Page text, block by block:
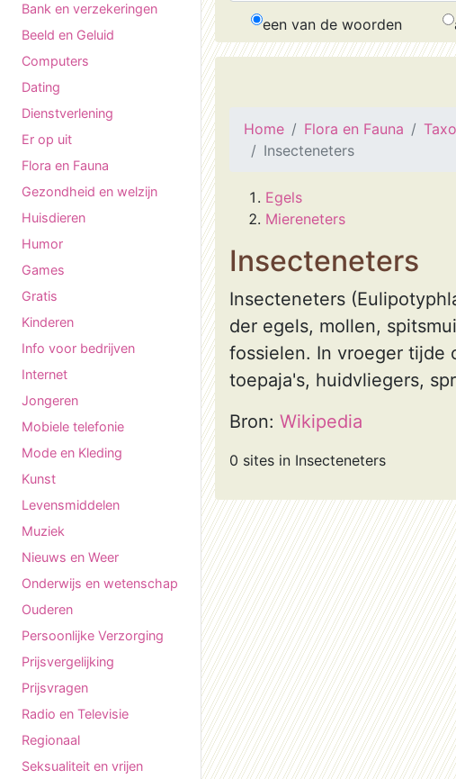
Bank en verzekeringen
Beeld en Geluid
Computers
Dating
Dienstverlening
Er op uit
Flora en Fauna
Gezondheid en welzijn
Huisdieren
Humor
Games
Gratis
Kinderen
Info voor bedrijven
Internet
Jongeren
Mobiele telefonie
Mode en Kleding
Kunst
Levensmiddelen
Muziek
Nieuws en Weer
Onderwijs en wetenschap
Ouderen
Persoonlijke Verzorging
Prijsvergelijking
Prijsvragen
Radio en Televisie
Regionaal
Seksualiteit en vrijen
een van de woorden
Home Flora en Fauna
Insecteneters
Egels
Miereneters
Insecteneters
Insecteneters
der egels, mollen,
fossielen. In vroeger tijde
toepaja's, huidvliegers,
Bron: Wikipedia
0 sites in Insecteneters